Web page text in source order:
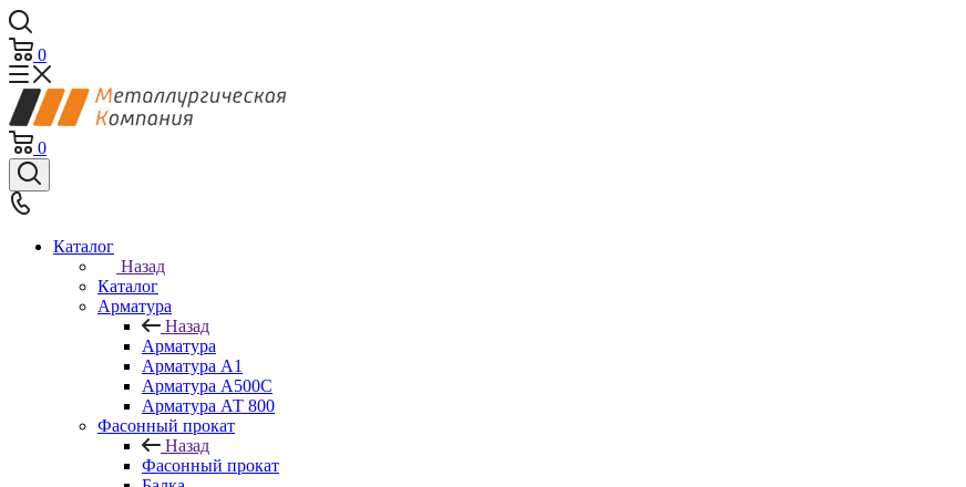
0
0
Каталог
Назад
Каталог
Арматура
Назад
Арматура
Арматура А1
Арматура А500С
Арматура АТ 800
Фасонный прокат
Назад
Фасонный прокат